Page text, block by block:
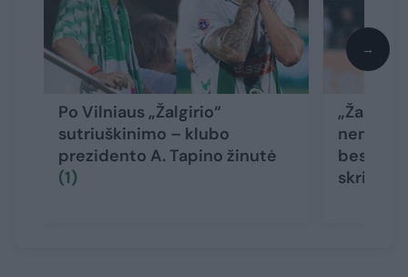
Po Vilniaus „Žalgirio“
sutriuškinimo – klubo
prezidento A. Tapino žinutė
(1)
skriejo
→